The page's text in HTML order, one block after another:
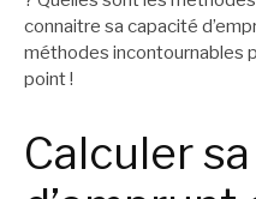
connaitre sa capacité
méthodes incontournables
point !
Calculer